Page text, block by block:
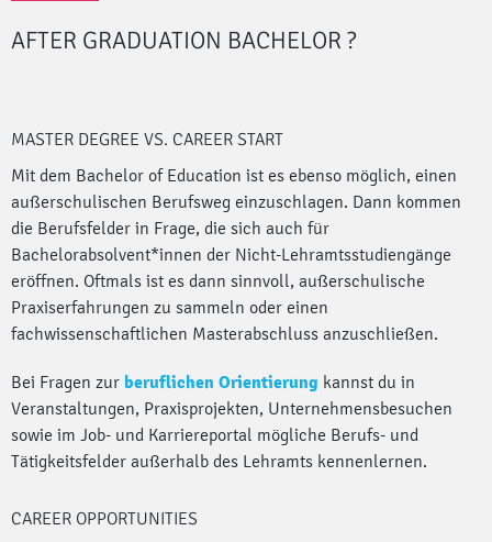
AFTER GRADUATION BACHELOR ?
MASTER DEGREE VS. CAREER START
Mit dem Bachelor of Education ist es ebenso möglich, einen
außerschulischen Berufsweg einzuschlagen. Dann kommen
die Berufsfelder in Frage, die sich auch für
Bachelorabsolvent*innen der Nicht-Lehramtsstudiengänge
eröffnen. Oftmals ist es dann sinnvoll, außerschulische
Praxiserfahrungen zu sammeln oder einen
fachwissenschaftlichen Masterabschluss anzuschließen.
Bei Fragen zur beruflichen Orientierung kannst du in
Veranstaltungen, Praxisprojekten, Unternehmensbesuchen
sowie im Job- und Karriereportal mögliche Berufs- und
Tätigkeitsfelder außerhalb des Lehramts kennenlernen.
CAREER OPPORTUNITIES